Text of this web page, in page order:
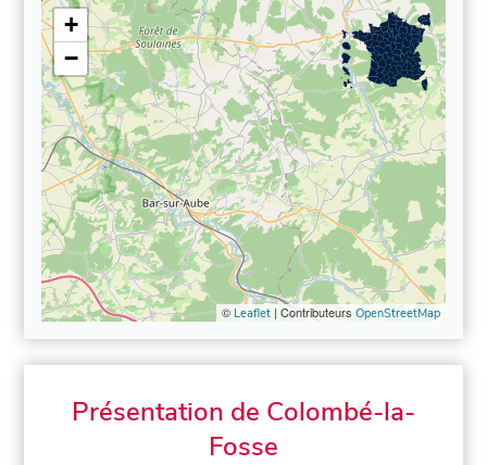
+
−
© Leaflet| Contributeurs OpenStreetMap
Présentation de Colombé-la-
Fosse